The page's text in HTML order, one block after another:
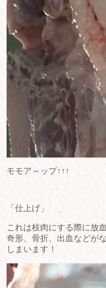
モモア～ップ↑↑↑
「仕上げ」
これは枝肉にする際に放
奇形、骨折、出血などが
しまいます！